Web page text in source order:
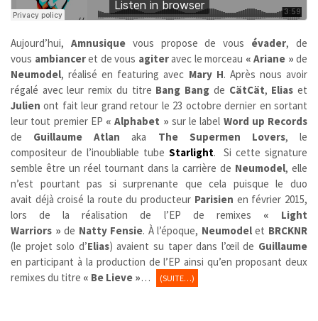
Aujourd’hui, Amnusiquevous propose de vous évader, de
vous ambianceret de vous agiteravec le morceau « Ariane » de
Neumodel, réalisé en featuring avec Mary H. Après nous avoir
régalé avec leur remix du titre Bang Bang de CätCät, Elias et
Julien ont fait leur grand retour le 23 octobre dernier en sortant
leur tout premier EP « Alphabet » sur le label Word up Records
de Guillaume Atlan aka The Supermen Lovers,
le
compositeur de l’inoubliable tube Starlight.
Si cette signature
semble être un réel tournant dans la carrière de Neumodel, elle
n’est pourtant pas si surprenante que cela puisque le duo
avait déjà croisé la route du producteur Parisien en février 2015,
lors de la réalisation de l’EP de remixes « Light
Warriors »de Natty Fensie. À l’époque, Neumodelet BRCKNR
(le projet solo d’Elias) avaient su taper dans l’œil de Guillaume
en participant à la production de l’EP ainsi qu’en proposant deux
remixes du titre « Be Lieve »… (SUITE…)